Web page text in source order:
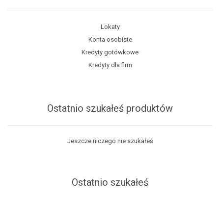
Lokaty
Konta osobiste
Kredyty gotówkowe
Kredyty dla firm
Ostatnio szukałeś produktów
Jeszcze niczego nie szukałeś
Ostatnio szukałeś